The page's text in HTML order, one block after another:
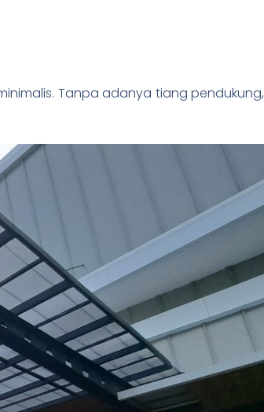
Tanpa adanya tiang pendukung,